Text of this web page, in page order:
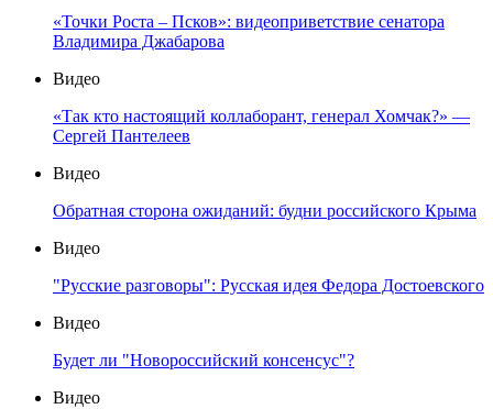
«Точки Роста – Псков»: видеоприветствие сенатора
Владимира Джабарова
Видео
«Так кто настоящий коллаборант, генерал Хомчак?» —
Сергей Пантелеев
Видео
Обратная сторона ожиданий: будни российского Крыма
Видео
"Русские разговоры": Русская идея Федора Достоевского
Видео
Будет ли "Новороссийский консенсус"?
Видео